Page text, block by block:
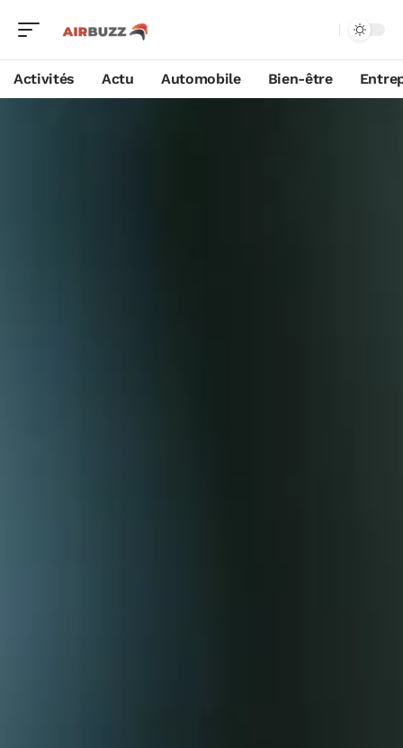
Activités Actu Automobile Bien-être